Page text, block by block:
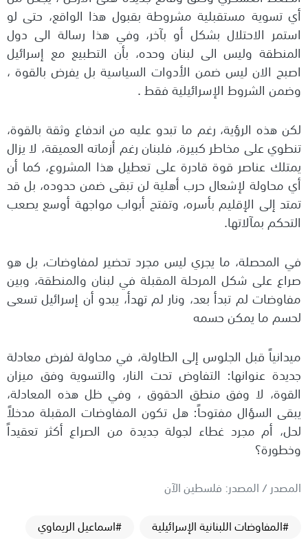
أي تسوية مستقبلية مشروطة بقبول هذا الواقع، حتى لو
استمر الاحتلال بشكل أو بآخر، وفي هذا رسالة الى دول
المنطقة وليس الى لبنان وحده، بأن التطبيع مع إسرائيل
اصبح الان ليس ضمن الأدوات السياسية بل يفرض بالقوة ،
وضمن الشروط الإسرائيلية فقط .
لكن هذه الرؤية، رغم ما تبدو عليه من اندفاع وثقة بالقوة،
تنطوي على مخاطر كبيرة، فلبنان رغم أزماته العميقة، لا يزال
يمتلك عناصر قوة قادرة على تعطيل هذا المشروع، كما أن
أي محاولة لإشعال حرب أهلية لن تبقى ضمن حدوده، بل قد
تمتد إلى الإقليم بأسره، وتفتح أبواب مواجهة أوسع يصعب
التحكم بمآلاتها.
في المحصلة، ما يجري ليس مجرد تحضير لمفاوضات، بل هو
صراع على شكل المرحلة المقبلة في لبنان والمنطقة، وبين
مفاوضات لم تبدأ بعد، ونار لم تهدأ، يبدو أن إسرائيل تسعى
لحسم ما يمكن حسمه
ميدانياً قبل الجلوس إلى الطاولة، في محاولة لفرض معادلة
جديدة عنوانها: التفاوض تحت النار، والتسوية وفق ميزان
القوة، لا وفق منطق الحقوق ، وفي ظل هذه المعادلة،
يبقى السؤال مفتوحاً: هل تكون المفاوضات المقبلة مدخلاً
لحل، أم مجرد غطاء لجولة جديدة من الصراع أكثر تعقيداً
وخطورة؟
المصدر / المصدر: فلسطين الآن
#المفاوضات اللبنانية الإسرائيلية
#اسماعيل الريماوي